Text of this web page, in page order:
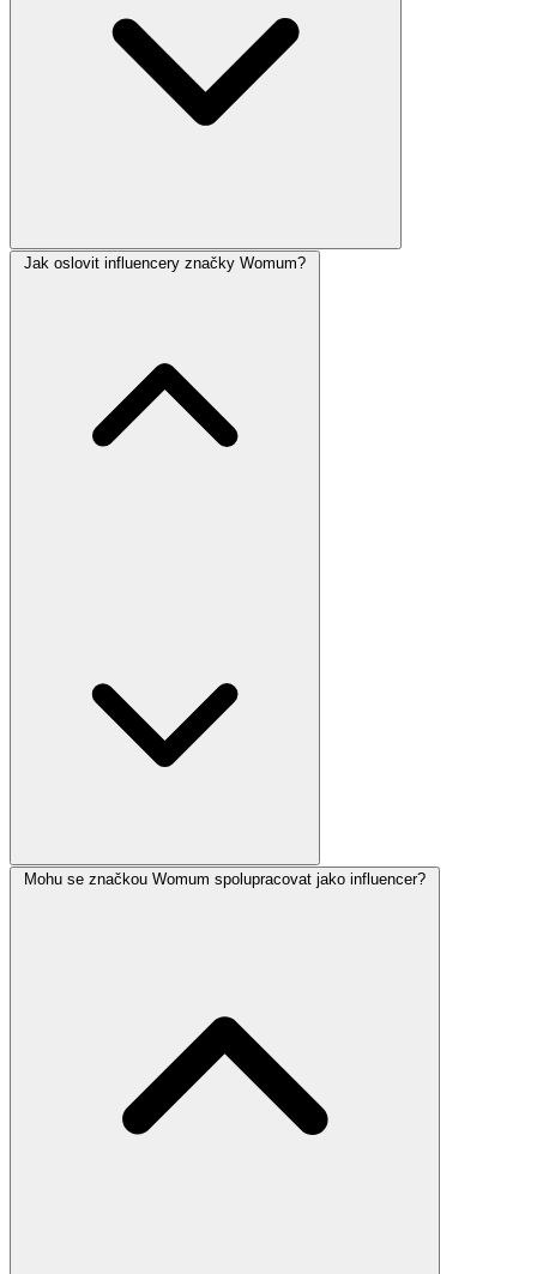
Jak oslovit influencery značky Womum?
Mohu se značkou Womum spolupracovat jako influencer?